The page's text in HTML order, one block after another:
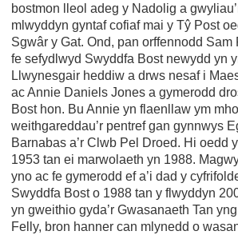
bostmon lleol adeg y Nadolig a
mlwyddyn gyntaf cofiaf mai y Tŷ Post
Sgwâr y Gat. Ond, pan orffennodd Sam
fe sefydlwyd Swyddfa Bost newydd yn
Llwynesgair heddiw a drws nesaf i
ac Annie Daniels Jones a gymerodd
Bost hon. Bu Annie yn flaenllaw ym
weithgareddau’r pentref gan gynnwys
Barnabas a’r Clwb Pel Droed. Hi oedd y
1953 tan ei marwolaeth yn 1988.
yno ac fe gymerodd ef a’i dad y
Swyddfa Bost o 1988 tan y flwyddyn
yn gweithio gyda’r Gwasanaeth Tan
Felly, bron hanner can mlynedd o